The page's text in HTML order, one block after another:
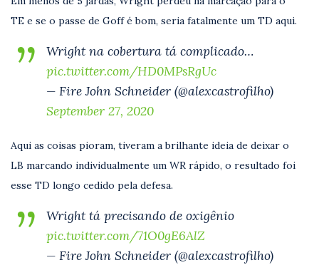
TE e se o passe de Goff é bom, seria fatalmente um TD aqui.
Wright na cobertura tá complicado…
pic.twitter.com/HD0MPsRgUc
— Fire John Schneider (@alexcastrofilho)
September 27, 2020
Aqui as coisas pioram, tiveram a brilhante ideia de deixar o
LB marcando individualmente um WR rápido, o resultado foi
esse TD longo cedido pela defesa.
Wright tá precisando de oxigênio
pic.twitter.com/71O0gE6AlZ
— Fire John Schneider (@alexcastrofilho)